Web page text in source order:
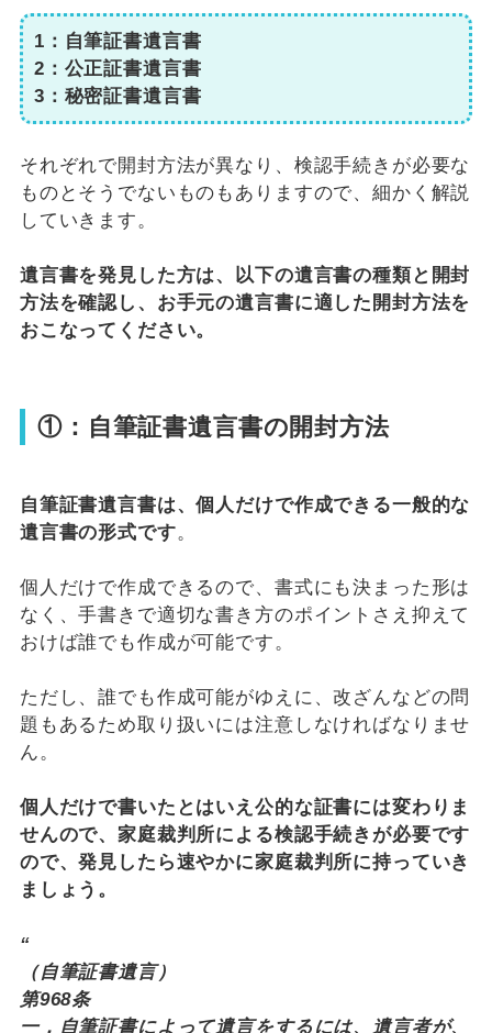
1：自筆証書遺言書
2：公正証書遺言書
3：秘密証書遺言書
それぞれで開封方法が異なり、検認手続きが必要な
ものとそうでないものもありますので、細かく解説
していきます。
遺言書を発見した方は、以下の遺言書の種類と開封
方法を確認し、お手元の遺言書に適した開封方法を
おこなってください。
①：自筆証書遺言書の開封方法
自筆証書遺言書は、個人だけで作成できる一般的な
遺言書の形式です。
個人だけで作成できるので、書式にも決まった形は
なく、手書きで適切な書き方のポイントさえ抑えて
おけば誰でも作成が可能です。
ただし、誰でも作成可能がゆえに、改ざんなどの問
題もあるため取り扱いには注意しなければなりませ
ん。
個人だけで書いたとはいえ公的な証書には変わりま
せんので、家庭裁判所による検認手続きが必要です
ので、発見したら速やかに家庭裁判所に持っていき
ましょう。
“
（自筆証書遺言）
第968条
一．自筆証書によって遺言をするには、遺言者が、